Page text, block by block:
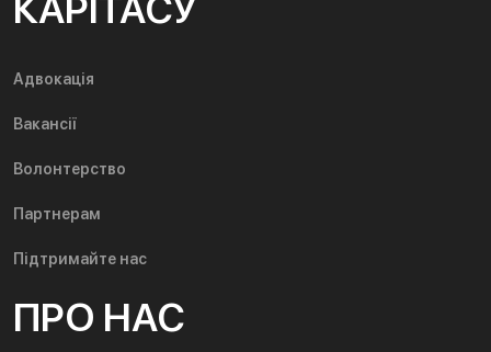
Адвокація
Вакансії
Волонтерство
Партнерам
Підтримайте нас
ПРО НАС